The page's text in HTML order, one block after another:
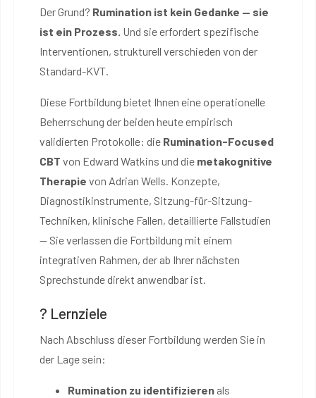
Der Grund? Rumination ist kein Gedanke — sie
ist ein Prozess. Und sie erfordert spezifische
Interventionen, strukturell verschieden von der
Standard-KVT.
Diese Fortbildung bietet Ihnen eine operationelle
Beherrschung der beiden heute empirisch
validierten Protokolle: die Rumination-Focused
CBT von Edward Watkins und die metakognitive
Therapie von Adrian Wells. Konzepte,
Diagnostikinstrumente, Sitzung-für-Sitzung-
Techniken, klinische Fallen, detaillierte Fallstudien
— Sie verlassen die Fortbildung mit einem
integrativen Rahmen, der ab Ihrer nächsten
Sprechstunde direkt anwendbar ist.
? Lernziele
Nach Abschluss dieser Fortbildung werden Sie in
der Lage sein:
Rumination zu identifizieren als